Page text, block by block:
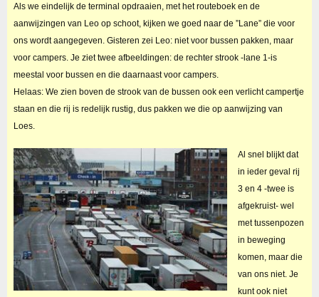
Als we eindelijk de terminal opdraaien, met het routeboek en de
aanwijzingen van Leo op schoot, kijken we goed naar de ”Lane” die voor
ons wordt aangegeven. Gisteren zei Leo: niet voor bussen pakken, maar
voor campers. Je ziet twee afbeeldingen: de rechter strook -lane 1-is
meestal voor bussen en die daarnaast voor campers.
Helaas: We zien boven de strook van de bussen ook een verlicht campertje
staan en die rij is redelijk rustig, dus pakken we die op aanwijzing van
Loes.
Al snel blijkt dat
in ieder geval rij
3 en 4 -twee is
afgekruist- wel
met tussenpozen
in beweging
komen, maar die
van ons niet. Je
kunt ook niet